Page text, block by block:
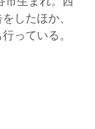
したほか、
っている。